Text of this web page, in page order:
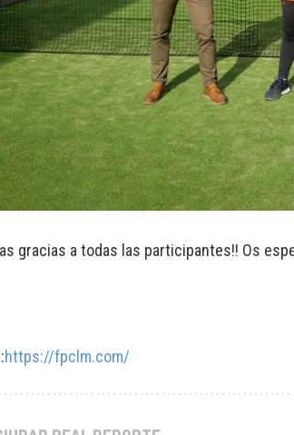
gracias a todas las participantes!! Os
https://fpclm.com/